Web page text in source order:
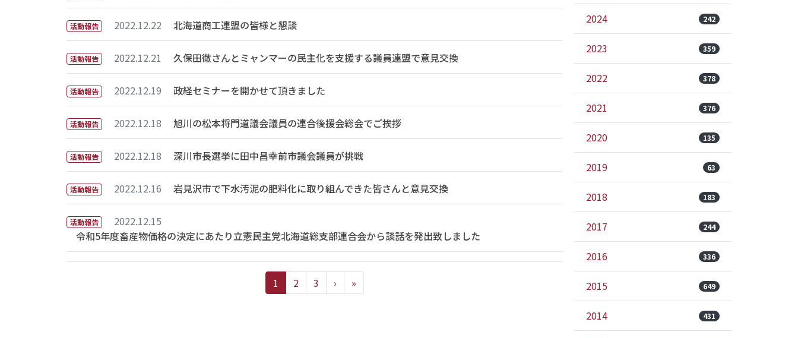
活動報告 2022.12.22 北海道商工連盟の皆様と懇談
活動報告 2022.12.21 久保田徹さんとミャンマーの民主化を支援する議員連盟で意見交換
活動報告 2022.12.19 政経セミナーを開かせて頂きました
活動報告 2022.12.18 旭川の松本将門道議会議員の連合後援会総会でご挨拶
活動報告 2022.12.18 深川市長選挙に田中昌幸前市議会議員が挑戦
活動報告 2022.12.16 岩見沢市で下水汚泥の肥料化に取り組んできた皆さんと意見交換
活動報告
2022.12.15
令和5年度畜産物価格の決定にあたり立憲民主党北海道総支部連合会から談話を発出致しました
1 2 3 › »
2024 242
2023 359
2022 378
2021 376
2020 135
2019 63
2018 183
2017 244
2016 336
2015 649
2014 431